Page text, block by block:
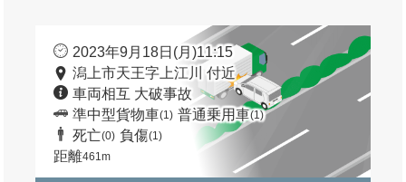
2023年9月18日(月)11:15
潟上市天王字上江川 付近
車両相互 大破事故
準中型貨物車(1) 普通乗用車(1)
死亡(0) 負傷(1)
距離461m